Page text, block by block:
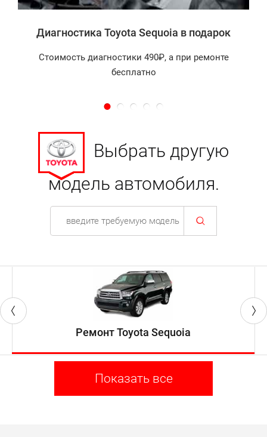
Диагностика Toyota Sequoia в подарок
Стоимость диагностики 490₽, а при ремонте
бесплатно
Выбрать другую
модель автомобиля.
Ремонт Toyota Sequoia
Показать все